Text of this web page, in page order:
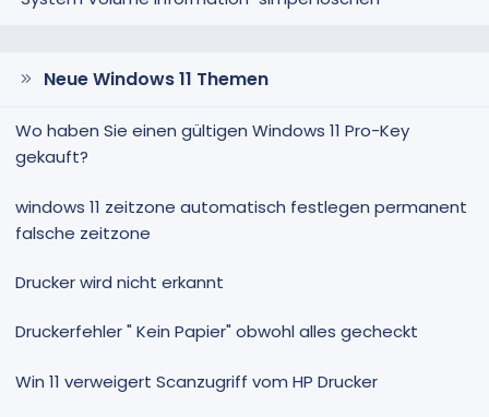
Neue Windows 11 Themen
Wo haben Sie einen gültigen Windows 11 Pro-Key
gekauft?
windows 11 zeitzone automatisch festlegen permanent
falsche zeitzone
Drucker wird nicht erkannt
Druckerfehler " Kein Papier" obwohl alles gecheckt
Win 11 verweigert Scanzugriff vom HP Drucker